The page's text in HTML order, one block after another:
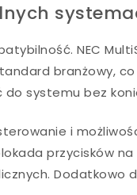
NEC
branżowy,
systemu bez
i
przycisków
Dodatkowo